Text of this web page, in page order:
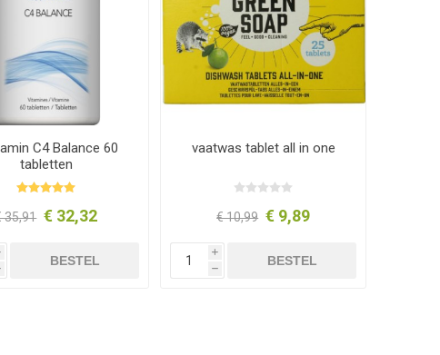
C4 Balance 60
tabletten
35,91 € 32,32
BESTEL
vaatwas tablet all in one
€ 10,99 € 9,89
i
h
BESTEL